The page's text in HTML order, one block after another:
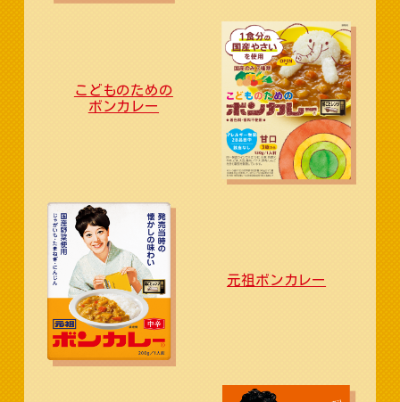
こどものための
ボンカレー
元祖ボンカレー